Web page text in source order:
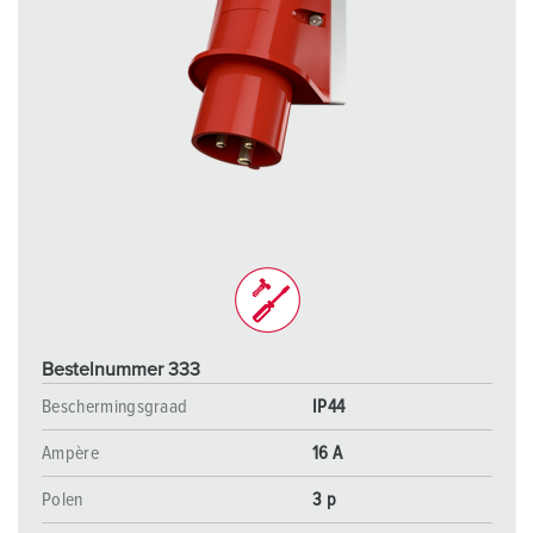
Bestelnummer 333
Beschermingsgraad
IP44
Ampère 16 A
Polen 3 p